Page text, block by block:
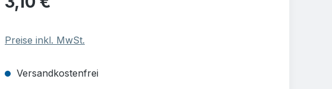
Preise inkl. MwSt.
Versandkostenfrei